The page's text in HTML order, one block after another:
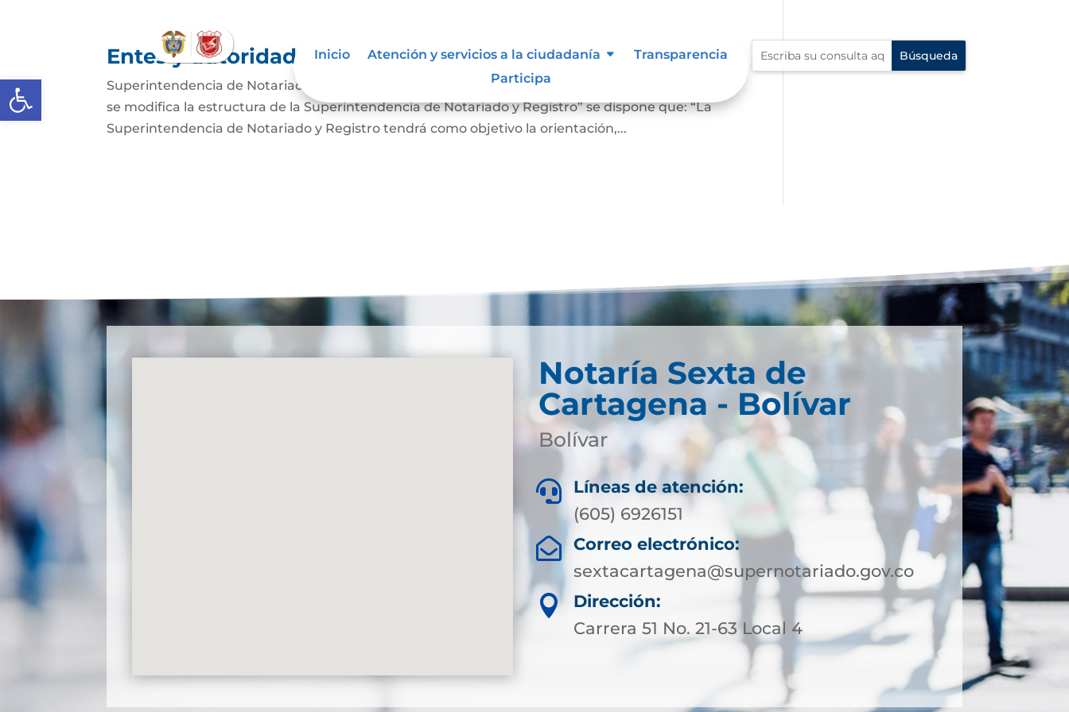
Abrir barra de herramientas
Inicio Atención y servicios a la ciudadanía
Transparencia
Participa
Entes y autoridades que lo vigilan
Superintendencia de Notariado y Registro En el Artículo 4 del Decreto 2723 de 2014, “Por el cual
se modifica la estructura de la Superintendencia de Notariado y Registro” se dispone que: “La
Superintendencia de Notariado y Registro tendrá como objetivo la orientación,...
Notaría Sexta de
Cartagena - Bolívar
Bolívar

Líneas de atención:
(605) 6926151

Correo electrónico:
sextacartagena@supernotariado.gov.co

Dirección:
Carrera 51 No. 21-63 Local 4